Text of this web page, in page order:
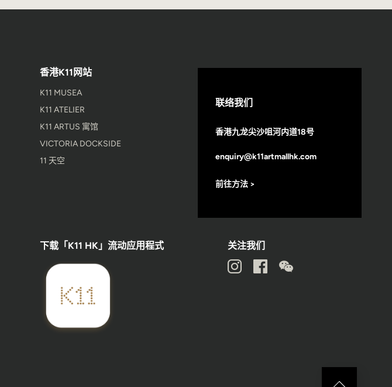
香港K11网站
K11 MUSEA
K11 ATELIER
K11 ARTUS 寓馆
VICTORIA DOCKSIDE
11 天空
联络我们
香港九龙尖沙咀河内道18号
enquiry@k11artmallhk.com
前往方法 >
下载「K11 HK」流动应用程式 关注我们